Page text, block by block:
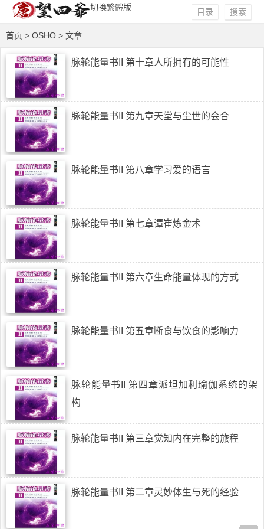
切換繁體版 搜索
目录
首页 > OSHO > 文章
脉轮能量书II 第十章人所拥有的可能性
脉轮能量书II 第九章天堂与尘世的会合
脉轮能量书II 第八章学习爱的语言
脉轮能量书II 第七章谭崔炼金术
脉轮能量书II 第六章生命能量体现的方式
脉轮能量书II 第五章断食与饮食的影响力
脉轮能量书II 第四章派坦加利瑜伽系统的架
构
脉轮能量书II 第三章觉知内在完整的旅程
脉轮能量书II 第二章灵妙体生与死的经验